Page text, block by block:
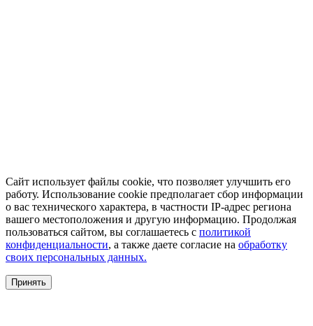
Сайт использует файлы cookie, что позволяет улучшить его
работу. Использование cookie предполагает сбор информации
о вас технического характера, в частности IP-адрес региона
вашего местоположения и другую информацию. Продолжая
пользоваться сайтом, вы соглашаетесь с политикой
конфиденциальности, а также даете согласие на обработку
своих персональных данных.
Принять